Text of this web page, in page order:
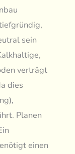
sein
verträgt
dies
Planen
einen